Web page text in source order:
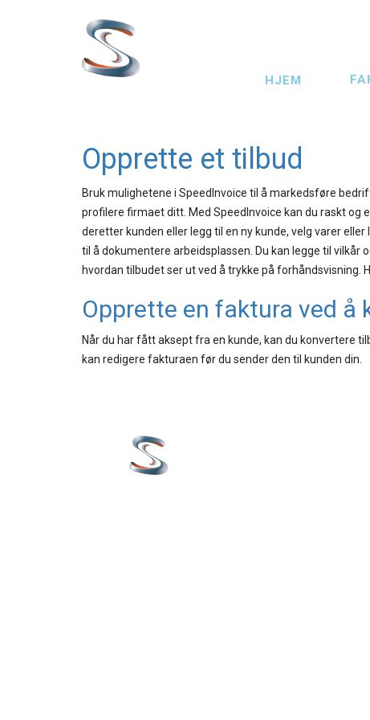
Main
HJEM
Opprette et tilbud
Bruk mulighetene i SpeedInvoice til å markedsføre
profilere firmaet ditt. Med SpeedInvoice kan du raskt og
deretter kunden eller legg til en ny kunde, velg varer
til å dokumentere arbeidsplassen. Du kan legge til vilkår
hvordan tilbudet ser ut ved å trykke på forhåndsvisning.
Opprette en faktura ved å
Når du har fått aksept fra en kunde, kan du konvertere
kan redigere fakturaen før du sender den til kunden din.